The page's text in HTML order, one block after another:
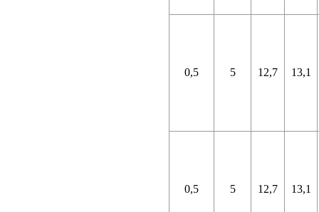
0,5 5 12,7 13,1
0,5 5 12,7 13,1